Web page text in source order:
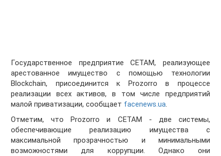
Государственное предприятие СЕТАМ, реализующее
арестованное имущество с помощью технологии
Blockchain, присоединится к Prozorro в процессе
реализации всех активов, в том числе предприятий
малой приватизации, сообщает facenews.ua.
Отметим, что Prozorro и СЕТАМ - две системы,
обеспечивающие реализацию имущества с
максимальной прозрачностью и минимальными
возможностями для коррупции. Однако они